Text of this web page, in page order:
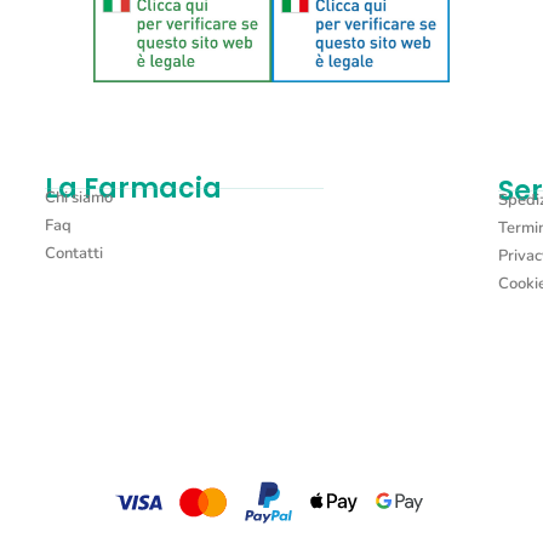
La Farmacia
Chi siamo
Faq
Contatti